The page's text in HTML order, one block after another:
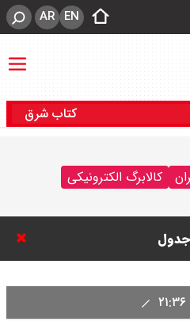
EN
AR
کتاب شرق
کالابرگ الکترونیکی
هرمز را کلید زدند + جزییات